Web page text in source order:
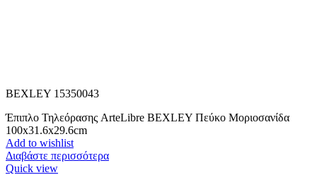
BEXLEY 15350043
Έπιπλο Τηλεόρασης ArteLibre BEXLEY Πεύκο Μοριοσανίδα
100x31.6x29.6cm
Add to wishlist
Διαβάστε περισσότερα
Quick view